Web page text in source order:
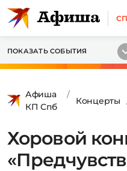
ПОКАЗАТЬ СОБЫТИЯ
Афиша
КП Спб
Концерты
Хоровой